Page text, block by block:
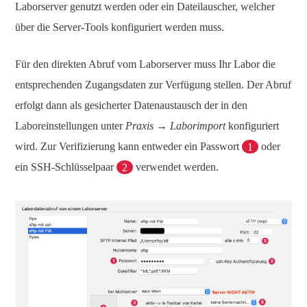
Laborserver genutzt werden oder ein Dateilauscher, welcher
über die Server-Tools konfiguriert werden muss.
Für den direkten Abruf vom Laborserver muss Ihr Labor die
entsprechenden Zugangsdaten zur Verfügung stellen. Der Abruf
erfolgt dann als gesicherter Datenaustausch der in den
Laboreinstellungen unter Praxis → Laborimportkonfiguriert
wird. Zur Verifizierung kann entweder ein Passwort
1
oder
ein SSH-Schlüsselpaar
2 verwendet werden.